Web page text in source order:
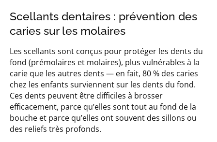
Scellants dentaires : prévention des
caries sur les molaires
Les scellants sont conçus pour protéger les dents du
fond (prémolaires et molaires), plus vulnérables à la
carie que les autres dents — en fait, 80 % des caries
chez les enfants surviennent sur les dents du fond.
Ces dents peuvent être difficiles à brosser
efficacement, parce qu’elles sont tout au fond de la
bouche et parce qu’elles ont souvent des sillons ou
des reliefs très profonds.